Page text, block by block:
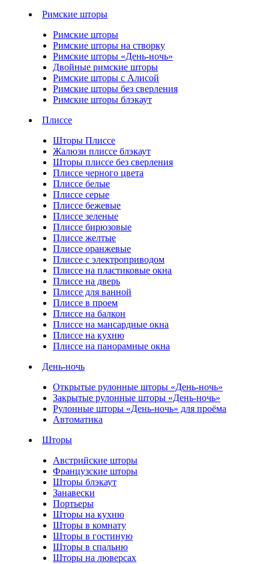
Римские шторы
Римские шторы
Римские шторы на створку
Римские шторы «День-ночь»
Двойные римские шторы
Римские шторы с Алисой
Римские шторы без сверления
Римские шторы блэкаут
Плиссе
Шторы Плиссе
Жалюзи плиссе блэкаут
Шторы плиссе без сверления
Плиссе черного цвета
Плиссе белые
Плиссе серые
Плиссе бежевые
Плиссе зеленые
Плиссе бирюзовые
Плиссе желтые
Плиссе оранжевые
Плиссе с электроприводом
Плиссе на пластиковые окна
Плиссе на дверь
Плиссе для ванной
Плиссе в проем
Плиссе на балкон
Плиссе на мансардные окна
Плиссе на кухню
Плиссе на панорамные окна
День-ночь
Открытые рулонные шторы «День-ночь»
Закрытые рулонные шторы «День-ночь»
Рулонные шторы «День-ночь» для проёма
Автоматика
Шторы
Австрийские шторы
Французские шторы
Шторы блэкаут
Занавески
Портьеры
Шторы на кухню
Шторы в комнату
Шторы в гостиную
Шторы в спальню
Шторы на люверсах